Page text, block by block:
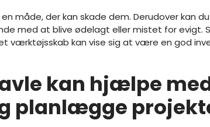
måde, der kan skade dem. Derudover kan
med at blive ødelagt eller mistet for evigt.
værktøjsskab kan vise sig at være en god
kan hjælpe
planlægge